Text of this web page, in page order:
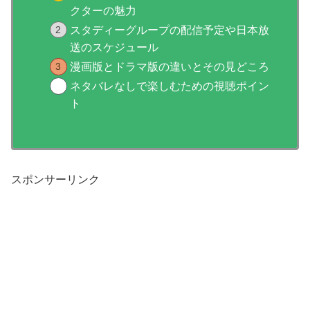
クターの魅力
スタディーグループの配信予定や日本放
送のスケジュール
漫画版とドラマ版の違いとその見どころ
ネタバレなしで楽しむための視聴ポイン
ト
スポンサーリンク